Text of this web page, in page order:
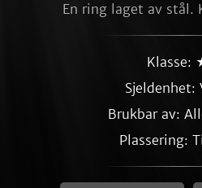
En ring laget av stål.
Klasse:
Sjeldenhet:
Brukbar av:
Plassering: